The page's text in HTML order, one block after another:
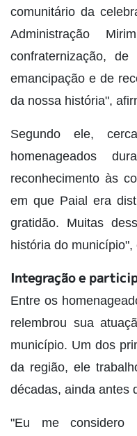
comunitário da
Administração
confraternização,
emancipação e de
da nossa história",
Segundo ele,
homenageados
reconhecimento às
em que Paial era
gratidão. Muitas
história do município",
Integração e
Entre os
relembrou sua
município. Um dos
da região, ele
décadas, ainda antes
"Eu me considero